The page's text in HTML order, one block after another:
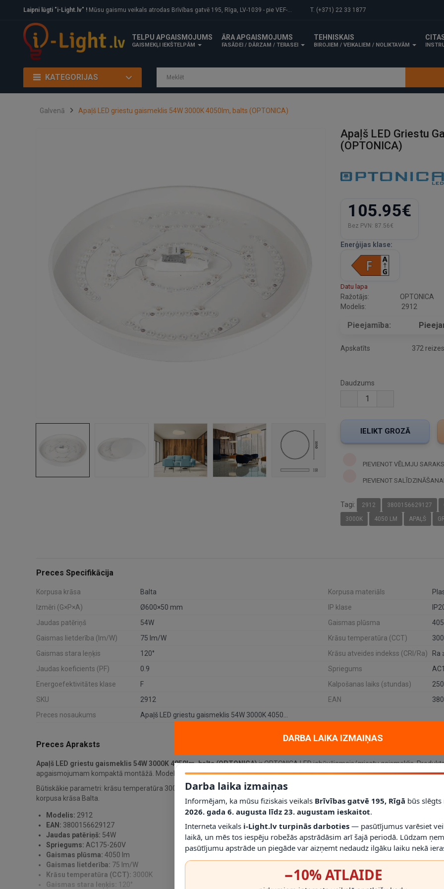
Laipni lūgti "i-Light.lv" ! Mūsu gaismu veikals atrodas Brīvības gatvē 195, Rīga, LV-1039 - pie VEF-Gaisa tilta. T. (+371) 22 33 1877
TELPU APGAISMOJUMS
GAISMEKĻI IEKŠTELPĀM
ĀRA APGAISMOJUMS
FASĀDEI / DĀRZAM / TERASEI
TEHNISKAIS
BIROJIEM / VEIKALIEM / NOLIKTAVĀM
KATEGORIJAS
Galvenā Apaļš LED griestu gaismeklis 54W 3000K 4050lm, balts (OPTONICA)
Apaļš LED Griestu
(OPTONICA)
105.95€
Bez PVN: 87.56€
Enerģijas klase:
Datu lapa
Ražotājs:
OPTONICA
Modelis:
2912
Pieejamība:
Apskatīts 372 reizes
Daudzums
PIEVIENOT VĒLMJU
PIEVIENOT SALĪDZINĀŠANAI
Tagi: 2912 3800156629127
3000K
4050 LM APAĻŠ
Preces Specifikācija
Korpusa krāsa Balta Korpusa materiāls
Izmēri (G×P×A)
Ø600×50 mm IP klase
Jaudas patēriņš
54W Gaismas plūsma
Gaismas lietderība (lm/W)
75 lm/W Krāsu temperatūra (CCT)
Gaismas stara leņķis
120° Krāsu atveides indekss (CRI/Ra)
Ra
Jaudas koeficients (PF)
0.9 Spriegums
Energoefektivitātes klase
F Kalpošanas laiks (stundas)
SKU
2912 EAN
Preces nosaukums
Apaļš LED griestu gaismeklis 54W 3000K 4050lm, balts (OPTONICA)
Preces Apraksts
Apaļš LED griestu gaismeklis 54W 3000K 4050lm, balts (OPTONICA)ir OPTONICA LED iebūvējamais/griestu gaismeklis.
apgaismojumam kompaktā montāžā. Modelis:
2912.
Būtiskākie parametri: krāsu temperatūra 3000K, jauda 54W, spriegums AC175-260V, gaismas plūsma 4050 lm, IP20 aizsardzība,
korpusa krāsa Balta.
Modelis: 2912
EAN: 3800156629127
Jaudas patēriņš: 54W
Spriegums: AC175-260V
Gaismas plūsma: 4050 lm
Gaismas lietderība: 75 lm/W
Krāsu temperatūra (CCT): 3000K
Gaismas stara leņķis: 120°
DARBA LAIKA IZMAIŅAS
Darba laika izmaiņas
Informējam, ka mūsu fiziskais veikals Brīvības gatvē 195, Rīgā būs slēgts
2026. gada 6. augusta līdz 23. augustam ieskaitot.
Interneta veikals i-Light.lv turpinās darboties — pasūtījumus varēsiet
laikā, un mēs tos iespēju robežās apstrādāsim arī šajā periodā. Lūdzam
pasūtījumu apstrāde un piegāde var aizņemt nedaudz ilgāku laiku nekā
−10% ATLAIDE